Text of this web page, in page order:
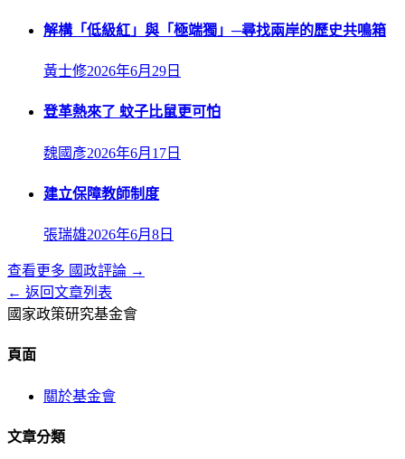
解構「低級紅」與「極端獨」─尋找兩岸的歷史共鳴箱
黃士修2026年6月29日
登革熱來了 蚊子比鼠更可怕
魏國彥2026年6月17日
建立保障教師制度
張瑞雄2026年6月8日
查看更多 國政評論 →
← 返回文章列表
國家政策研究基金會
頁面
關於基金會
文章分類